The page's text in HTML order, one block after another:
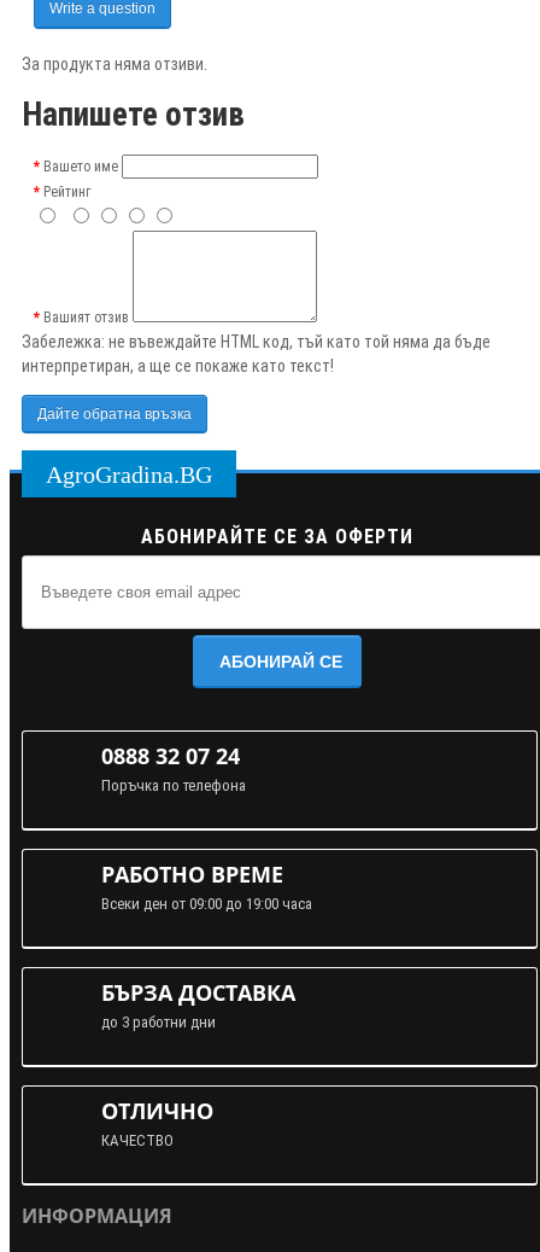
Write a question
За продукта няма отзиви.
Напишете отзив
Вашето име
Рейтинг
Вашият отзив
Забележка: не въвеждайте HTML код, тъй като той няма да бъде
интерпретиран, а ще се покаже като текст!
Дайте обратна връзка
AgroGradina.BG
АБОНИРАЙТЕ СЕ ЗА ОФЕРТИ
АБОНИРАЙ СЕ
0888 32 07 24
Поръчка по телефона
РАБОТНО ВРЕМЕ
Всеки ден от 09:00 до 19:00 часа
БЪРЗА ДОСТАВКА
до 3 работни дни
ОТЛИЧНО
КАЧЕСТВО
ИНФОРМАЦИЯ